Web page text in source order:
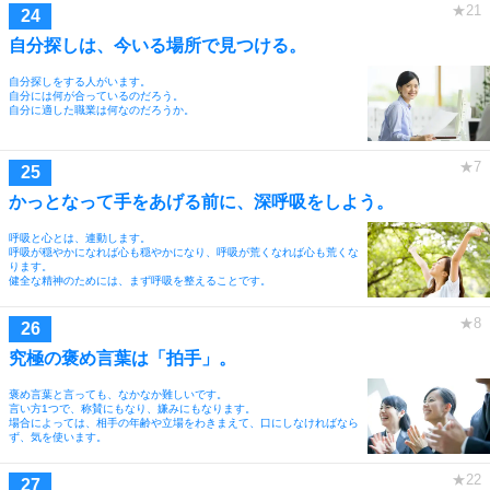
自分探しは、今いる場所で見つける。
自分探しをする人がいます。
自分には何が合っているのだろう。
自分に適した職業は何なのだろうか。
かっとなって手をあげる前に、深呼吸をしよう。
呼吸と心とは、連動します。
呼吸が穏やかになれば心も穏やかになり、呼吸が荒くなれば心も荒くな
ります。
健全な精神のためには、まず呼吸を整えることです。
究極の褒め言葉は「拍手」。
褒め言葉と言っても、なかなか難しいです。
言い方1つで、称賛にもなり、嫌みにもなります。
場合によっては、相手の年齢や立場をわきまえて、口にしなければなら
ず、気を使います。